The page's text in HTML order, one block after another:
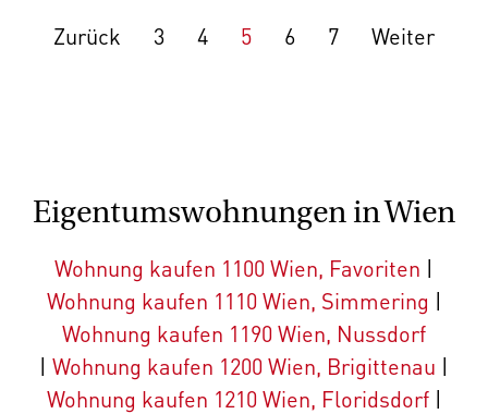
Zurück 3 4 5 6 7 Weiter
Eigentumswohnungen in Wien
Wohnung kaufen 1100 Wien, Favoriten |
Wohnung kaufen 1110 Wien, Simmering |
Wohnung kaufen 1190 Wien, Nussdorf
| Wohnung kaufen 1200 Wien, Brigittenau |
Wohnung kaufen 1210 Wien, Floridsdorf|